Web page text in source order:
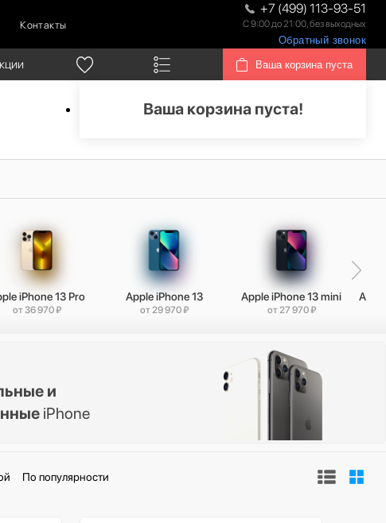
Контакты
+7 (499) 113-93-51
С 9:00 до 21:00, без выходных
Обратный звонок
Ваша корзина пуста
Ваша корзина пуста!
iPhone 13 Pro
от 36 970 ₽
Apple iPhone 13
от 29 970 ₽
Apple iPhone 13 mini
от 27 970 ₽
и
iPhone
По популярности